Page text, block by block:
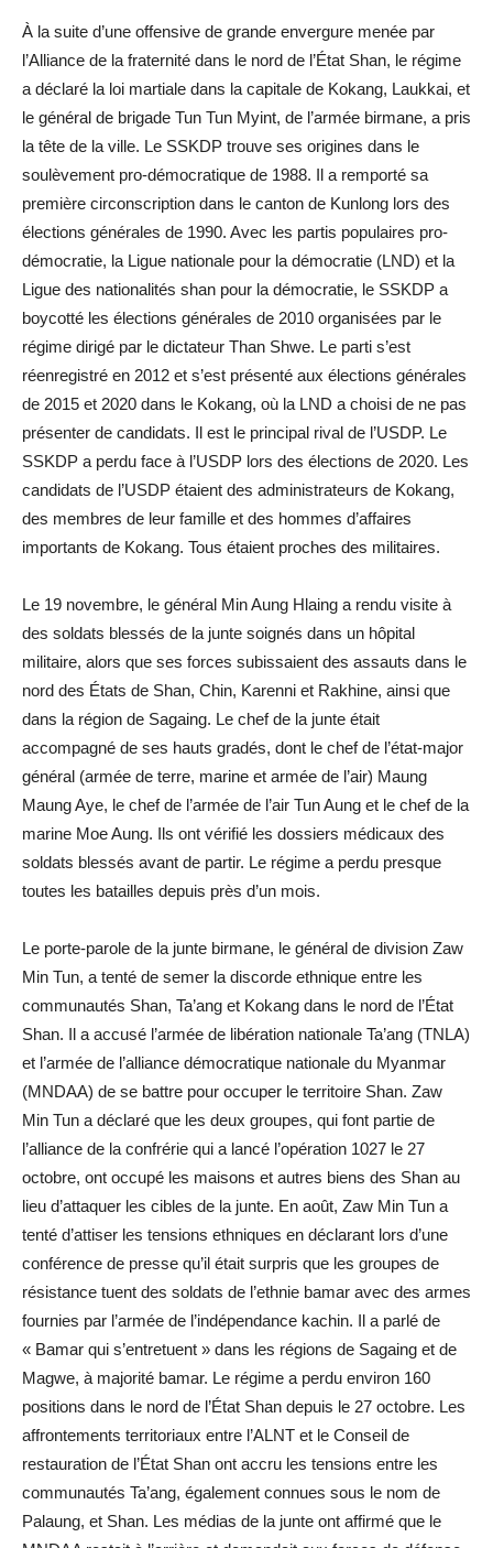
À la suite d’une offensive de grande envergure menée par
l’Alliance de la fraternité dans le nord de l’État Shan, le régime
a déclaré la loi martiale dans la capitale de Kokang, Laukkai, et
le général de brigade Tun Tun Myint, de l’armée birmane, a pris
la tête de la ville. Le SSKDP trouve ses origines dans le
soulèvement pro-démocratique de 1988. Il a remporté sa
première circonscription dans le canton de Kunlong lors des
élections générales de 1990. Avec les partis populaires pro-
démocratie, la Ligue nationale pour la démocratie (LND) et la
Ligue des nationalités shan pour la démocratie, le SSKDP a
boycotté les élections générales de 2010 organisées par le
régime dirigé par le dictateur Than Shwe. Le parti s’est
réenregistré en 2012 et s’est présenté aux élections générales
de 2015 et 2020 dans le Kokang, où la LND a choisi de ne pas
présenter de candidats. Il est le principal rival de l’USDP. Le
SSKDP a perdu face à l’USDP lors des élections de 2020. Les
candidats de l’USDP étaient des administrateurs de Kokang,
des membres de leur famille et des hommes d’affaires
importants de Kokang. Tous étaient proches des militaires.
Le 19 novembre, le général Min Aung Hlaing a rendu visite à
des soldats blessés de la junte soignés dans un hôpital
militaire, alors que ses forces subissaient des assauts dans le
nord des États de Shan, Chin, Karenni et Rakhine, ainsi que
dans la région de Sagaing. Le chef de la junte était
accompagné de ses hauts gradés, dont le chef de l’état-major
général (armée de terre, marine et armée de l’air) Maung
Maung Aye, le chef de l’armée de l’air Tun Aung et le chef de la
marine Moe Aung. Ils ont vérifié les dossiers médicaux des
soldats blessés avant de partir. Le régime a perdu presque
toutes les batailles depuis près d’un mois.
Le porte-parole de la junte birmane, le général de division Zaw
Min Tun, a tenté de semer la discorde ethnique entre les
communautés Shan, Ta’ang et Kokang dans le nord de l’État
Shan. Il a accusé l’armée de libération nationale Ta’ang (TNLA)
et l’armée de l’alliance démocratique nationale du Myanmar
(MNDAA) de se battre pour occuper le territoire Shan. Zaw
Min Tun a déclaré que les deux groupes, qui font partie de
l’alliance de la confrérie qui a lancé l’opération 1027 le 27
octobre, ont occupé les maisons et autres biens des Shan au
lieu d’attaquer les cibles de la junte. En août, Zaw Min Tun a
tenté d’attiser les tensions ethniques en déclarant lors d’une
conférence de presse qu’il était surpris que les groupes de
résistance tuent des soldats de l’ethnie bamar avec des armes
fournies par l’armée de l’indépendance kachin. Il a parlé de
« Bamar qui s’entretuent » dans les régions de Sagaing et de
Magwe, à majorité bamar. Le régime a perdu environ 160
positions dans le nord de l’État Shan depuis le 27 octobre. Les
affrontements territoriaux entre l’ALNT et le Conseil de
restauration de l’État Shan ont accru les tensions entre les
communautés Ta’ang, également connues sous le nom de
Palaung, et Shan. Les médias de la junte ont affirmé que le